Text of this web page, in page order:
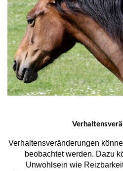
Verhaltensveränderungen
beobachtet werden. Dazu
Unwohlsein wie